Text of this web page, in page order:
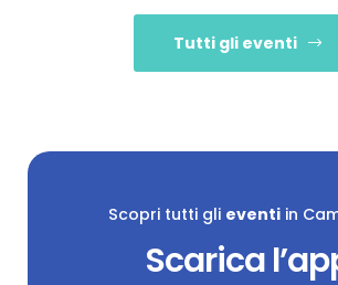
Tutti gli eventi
Scopri tutti gli eventiin
Scarica